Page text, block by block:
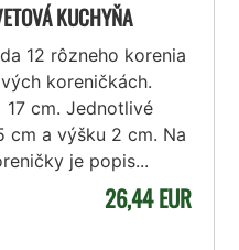
KUCHYŇA
12 rôzneho korenia
koreničkách.
cm. Jednotlivé
cm a výšku 2 cm. Na
je popis...
26,44 EUR